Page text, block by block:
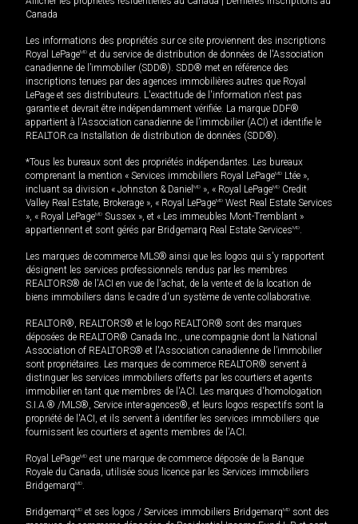
Canada
Les informations des propriétés sur ce site proviennent des inscriptions
Royal LePageMD et du service de distribution de données de l'Association
canadienne de l’immobilier (SDD®). SDD® met en référence des
inscriptions tenues par des agences immobilières autres que Royal
LePage et ses distributeurs. L'exactitude de l'information n'est pas
garantie et devrait être indépendamment vérifiée. La marque DDF®
appartient à l'Association canadienne de l’immobilier (ACI) et identifie le
REALTOR.ca Installation de distribution de données (SDD®).
*Tous les bureaux sont des propriétés indépendantes. Les bureaux
comprenant la mention « Services immobiliers Royal LePageMD Ltée »,
incluant sa division « Johnston & Daniel MD », « Royal LePageMD Credit
Valley Real Estate, Brokerage », « Royal LePageMD West Real Estate Services
», « Royal LePageMD Sussex », et « Les immeubles Mont-Tremblant »
appartiennent et sont gérés par Bridgemarq Real Estate ServicesMD.
Les marques de commerce MLS® ainsi que les logos qui s'y rapportent
désignent les services professionnels rendus par les membres
REALTORS® de l'ACI en vue de l'achat, de la vente et de la location de
biens immobiliers dans le cadre d'un système de vente collaborative.
REALTOR®, REALTORS® et le logo REALTOR® sont des marques
déposées de REALTOR® Canada Inc., une compagnie dont la National
Association of REALTORS® et l'Association canadienne de l’immobilier
sont propriétaires. Les marques de commerce REALTOR® servent à
distinguer les services immobiliers offerts par les courtiers et agents
immobilier en tant que membres de l'ACI. Les marques d'homologation
S.I.A.® /MLS®, Service inter-agences®, et leurs logos respectifs sont la
propriété de l'ACI, et ils servent à identifier les services immobiliers que
fournissent les courtiers et agents membres de l'ACI.
Royal LePageMD est une marque de commerce déposée de la Banque
Royale du Canada, utilisée sous licence par les Services immobiliers
BridgemarqMD.
BridgemarqMD et ses logos / Services immobiliers BridgemarqMD sont des